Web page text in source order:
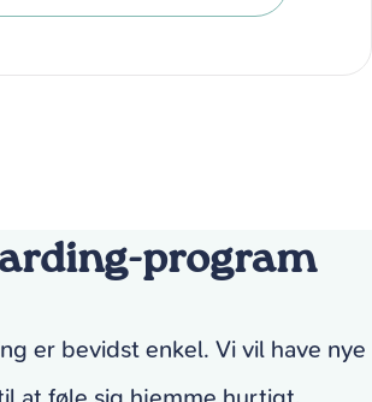
program
er bevidst enkel. Vi vil have nye